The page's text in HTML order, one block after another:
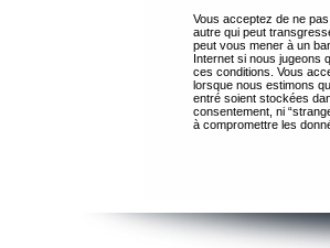
Vous acceptez de ne
autre qui peut
peut vous mener à un
Internet si nous jugeons
ces conditions. Vous
lorsque nous estimons
entré soient stockées
consentement, ni
à compromettre les